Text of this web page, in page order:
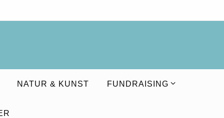
NATUR & KUNST FUNDRAISING